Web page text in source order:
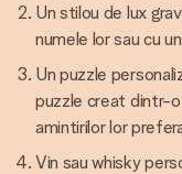
Un stilou de lux
numele lor sau cu
Un puzzle
puzzle creat dintr-
amintirilor lor
Vin sau whisky